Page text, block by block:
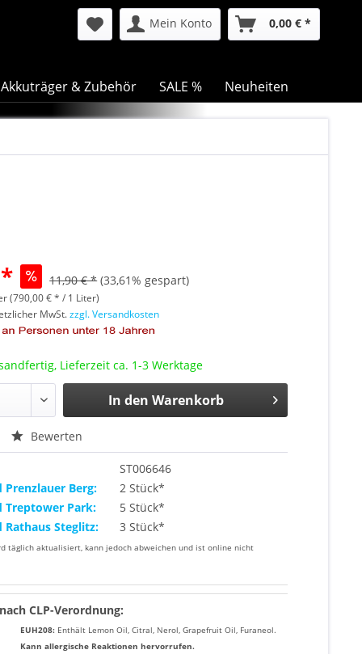
Mein Konto 0,00 € *
Akkuträger & Zubehör SALE % Neuheiten
11,90 € * (33,61% gespart)
(790,00 € * / 1 Liter)
MwSt.zzgl. Versandkosten
Lieferzeit ca. 1-3 Werktage
In den Warenkorb
Bewerten
ST006646
Prenzlauer Berg:
2 Stück*
Treptower Park:
5 Stück*
Rathaus Steglitz:
3 Stück*
täglich aktualisiert, kann jedoch abweichen und ist online nicht
CLP-Verordnung:
EUH208: Enthält Lemon Oil, Citral, Nerol, Grapefruit Oil, Furaneol.
Kann allergische Reaktionen hervorrufen.